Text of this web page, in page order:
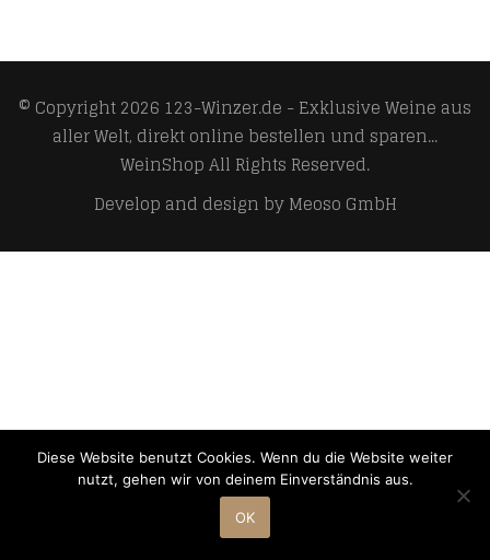
© Copyright 2026 123-Winzer.de - Exklusive Weine aus
aller Welt, direkt online bestellen und sparen...
WeinShopAll Rights Reserved.
Develop and design byMeoso GmbH
Diese Website benutzt Cookies. Wenn du die Website weiter
nutzt, gehen wir von deinem Einverständnis aus.
OK